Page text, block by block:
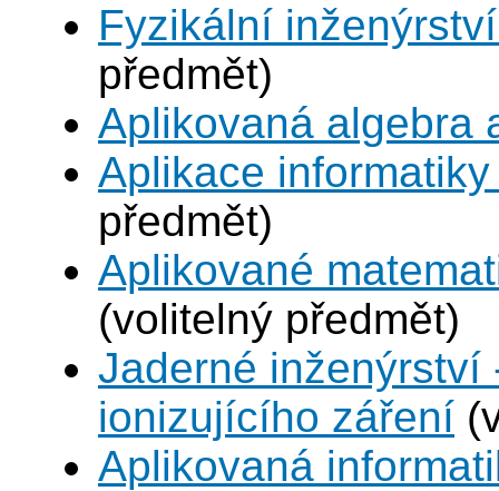
Fyzikální
předmět)
Aplikovaná algebra
Aplikace
předmět)
Aplikované
(volitelný předmět)
Jaderné inženýrství
ionizujícího záření
Aplikovaná